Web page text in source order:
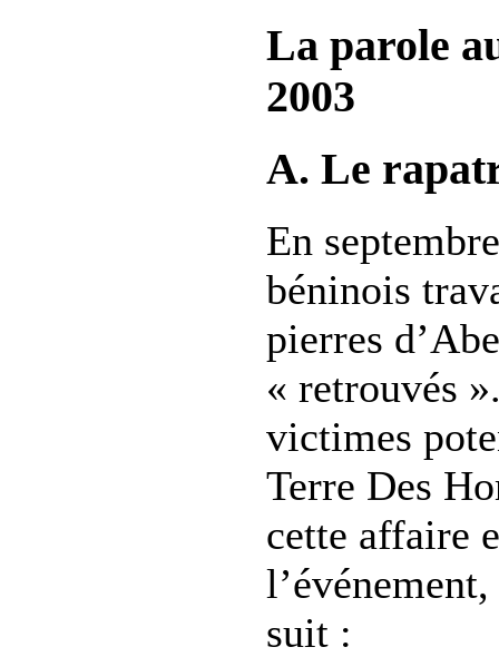
La parole
2003
A. Le
En
béninois
pierres
« retrouvés
victimes
Terre Des
cette affaire
suit :